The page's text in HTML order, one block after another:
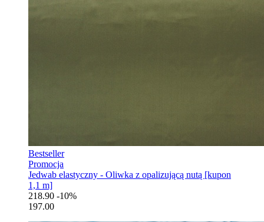
Bestseller
Promocja
Jedwab elastyczny - Oliwka z opalizującą nutą [kupon
1,1 m]
218.90 -10%
197.00